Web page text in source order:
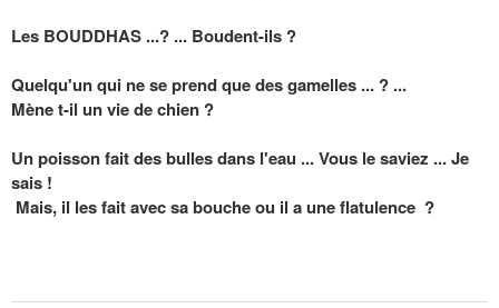
Les BOUDDHAS ...? ... Boudent-ils ?
Quelqu'un qui ne se prend que des gamelles ... ? ...
Mène t-il un vie de chien ?
Un poisson fait des bulles dans l'eau ... Vous le saviez ... Je
sais !
Mais, il les fait avec sa bouche ou il a une flatulence ?